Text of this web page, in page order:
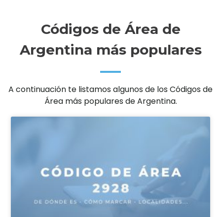
Códigos de Área de
Argentina más populares
A continuación te listamos algunos de los Códigos de
Área más populares de Argentina.